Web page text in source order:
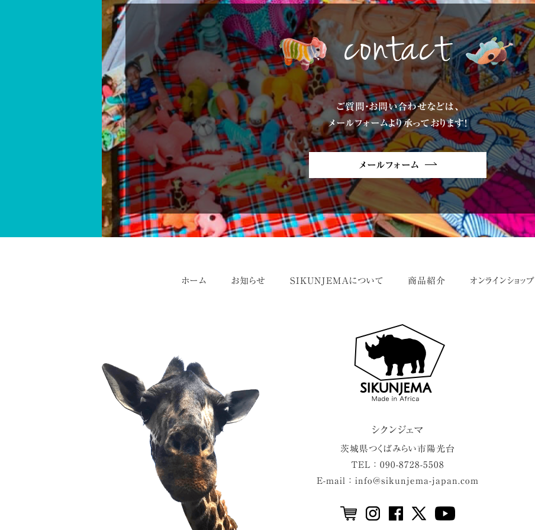
contact
ご質問・お問い合わせなどは、
メールフォームより承っております!
メールフォーム
ホーム お知らせ SIKUNJEMAについて 商品紹介 オンラインショップ
シクンジェマ
茨城県 つくばみらい市 陽光台
TEL ： 090-8728-5508
E-mail ： info@sikunjema-japan.com